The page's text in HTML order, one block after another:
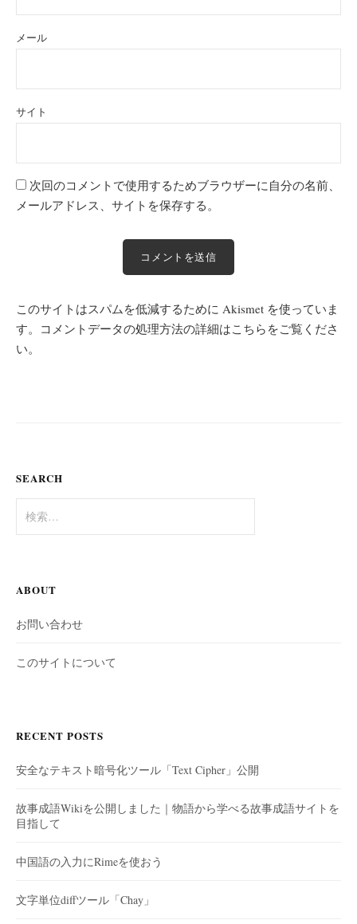
メール
サイト
次回のコメントで使用するためブラウザーに自分の名前、
メールアドレス、サイトを保存する。
このサイトはスパムを低減するために Akismet を使っていま
す。 コメントデータの処理方法の詳細はこちらをご覧くださ
い。
SEARCH
索:
ABOUT
お問い合わせ
このサイトについて
RECENT POSTS
安全なテキスト暗号化ツール「Text Cipher」公開
故事成語Wikiを公開しました｜物語から学べる故事成語サイトを
目指して
中国語の入力にRimeを使おう
文字単位diffツール「Chay」